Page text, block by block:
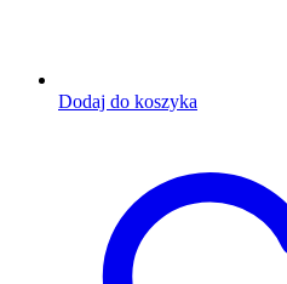
Dodaj do koszyka